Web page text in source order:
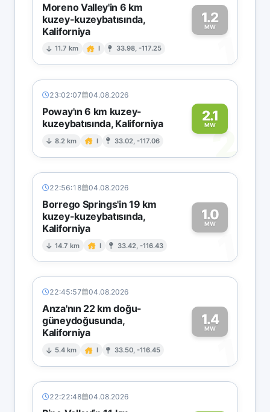
Moreno Valley'in 6 km
kuzey-kuzeybatısında,
Kaliforniya
11.7 km I 33.98, -117.25
1.2
MW
1
23:02:07 04.08.2026
Poway'ın 6 km kuzey-
kuzeybatısında, Kaliforniya
8.2 km I 33.02, -117.06
2.1
MW
2
22:56:18 04.08.2026
Borrego Springs'in 19 km
kuzey-kuzeybatısında,
Kaliforniya
14.7 km I 33.42, -116.43
1.0
MW
1
22:45:57 04.08.2026
Anza'nın 22 km doğu-
güneydoğusunda,
Kaliforniya
5.4 km I 33.50, -116.45
1.4
MW
1
22:22:48 04.08.2026